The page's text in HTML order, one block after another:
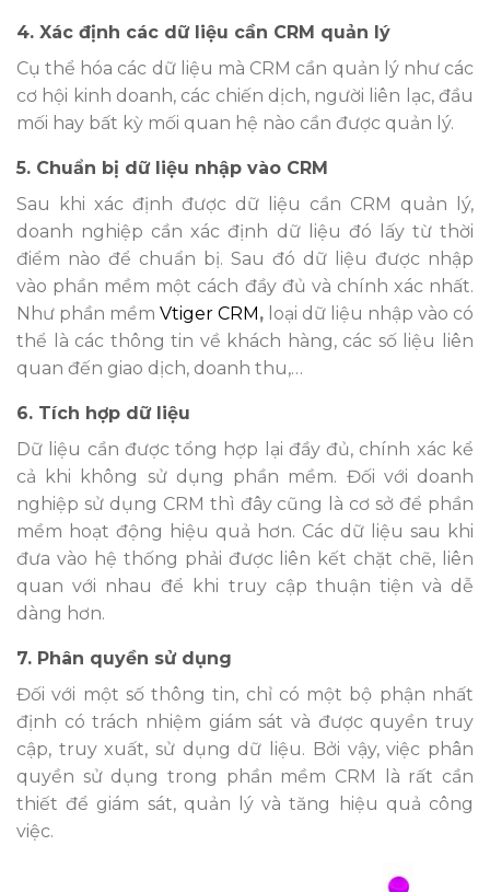
4. Xác định các dữ liệu cần CRM quản lý
Cụ thể hóa các dữ liệu mà CRM cần quản lý như các
cơ hội kinh doanh, các chiến dịch, người liên lạc, đầu
mối hay bất kỳ mối quan hệ nào cần được quản lý.
5. Chuẩn bị dữ liệu nhập vào CRM
Sau khi xác định được dữ liệu cần CRM quản lý,
doanh nghiệp cần xác định dữ liệu đó lấy từ thời
điểm nào để chuẩn bị. Sau đó dữ liệu được nhập
vào phần mềm một cách đầy đủ và chính xác nhất.
Như phần mềm Vtiger CRM, loại dữ liệu nhập vào có
thể là các thông tin về khách hàng, các số liệu liên
quan đến giao dịch, doanh thu,…
6. Tích hợp dữ liệu
Dữ liệu cần được tổng hợp lại đầy đủ, chính xác kể
cả khi không sử dụng phần mềm. Đối với doanh
nghiệp sử dụng CRM thì đây cũng là cơ sở để phần
mềm hoạt động hiệu quả hơn. Các dữ liệu sau khi
đưa vào hệ thống phải được liên kết chặt chẽ, liên
quan với nhau để khi truy cập thuận tiện và dễ
dàng hơn.
7. Phân quyền sử dụng
Đối với một số thông tin, chỉ có một bộ phận nhất
định có trách nhiệm giám sát và được quyền truy
cập, truy xuất, sử dụng dữ liệu. Bởi vậy, việc phân
quyền sử dụng trong phần mềm CRM là rất cần
thiết để giám sát, quản lý và tăng hiệu quả công
việc.